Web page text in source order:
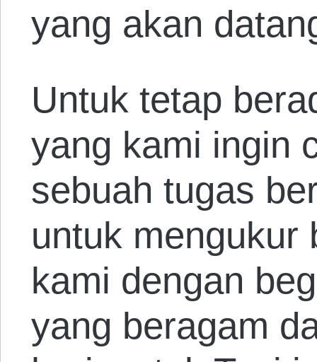
yang akan
Untuk tetap
yang kami ingin
sebuah tugas
untuk mengukur
kami dengan
yang beragam